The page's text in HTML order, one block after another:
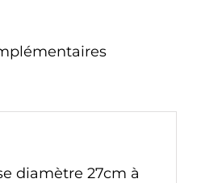
diamètre 27cm à